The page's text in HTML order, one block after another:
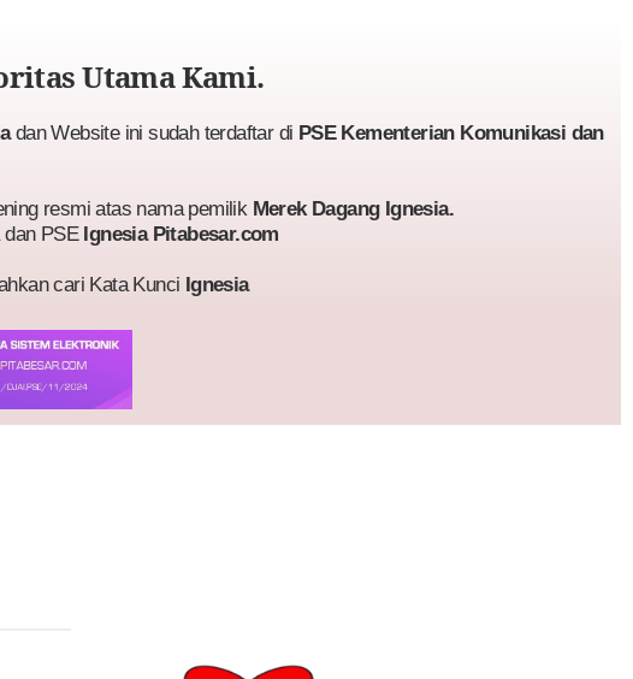
Utama Kami.
dan Website ini sudah terdaftar di PSE Kementerian Komunikasi dan
resmi atas nama pemilik Merek Dagang Ignesia.
dan PSE Ignesia Pitabesar.com
cari Kata Kunci Ignesia